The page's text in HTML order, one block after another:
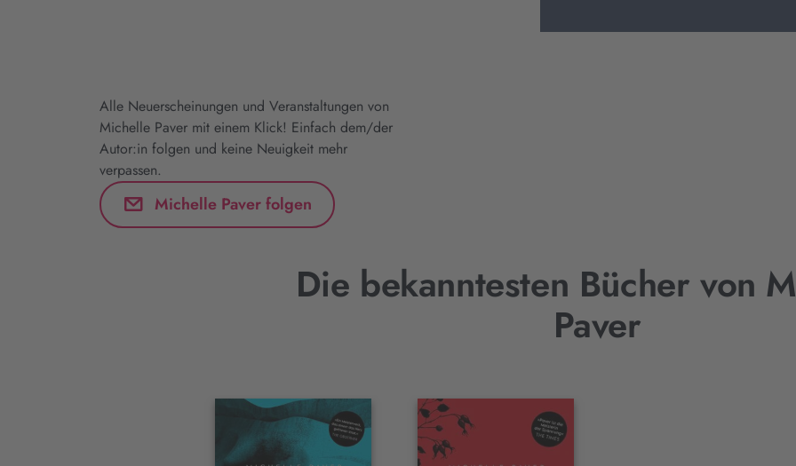
Alle Neuerscheinungen und Veranstaltungen von
Michelle Paver mit einem Klick! Einfach dem/der
Autor:in folgen und keine Neuigkeit mehr
verpassen.
Michelle Paver folgen
Die bekanntesten Bücher von
Paver
Interaktives